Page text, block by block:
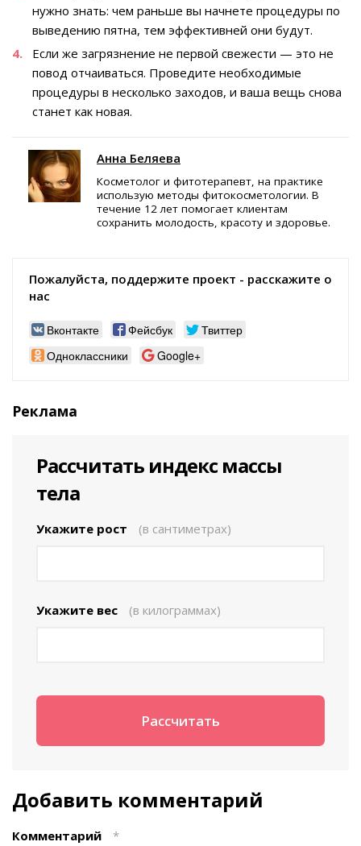
нужно знать: чем раньше вы начнете процедуры по
выведению пятна, тем эффективней они будут.
Если же загрязнение не первой свежести — это не
повод отчаиваться. Проведите необходимые
процедуры в несколько заходов, и ваша вещь снова
станет как новая.
Анна Беляева
Косметолог и фитотерапевт, на практике
использую методы фитокосметологии. В
течение 12 лет помогает клиентам
сохранить молодость, красоту и здоровье.
Пожалуйста, поддержите проект - расскажите о
нас
Вконтакте Фейсбук
Твиттер
Одноклассники
Google+
Реклама
Рассчитать индекс массы
тела
Укажите рост (в сантиметрах)
Укажите вес (в килограммах)
Добавить комментарий
Комментарий *